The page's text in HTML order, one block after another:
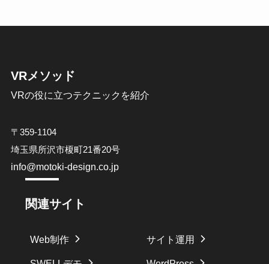
VRメソッド
VRの役に立つテクニックを紹介
〒359-1104
埼玉県所沢市榎町21番20号
info@motoki-design.co.jp
関連サイト
Web制作 サイト運用